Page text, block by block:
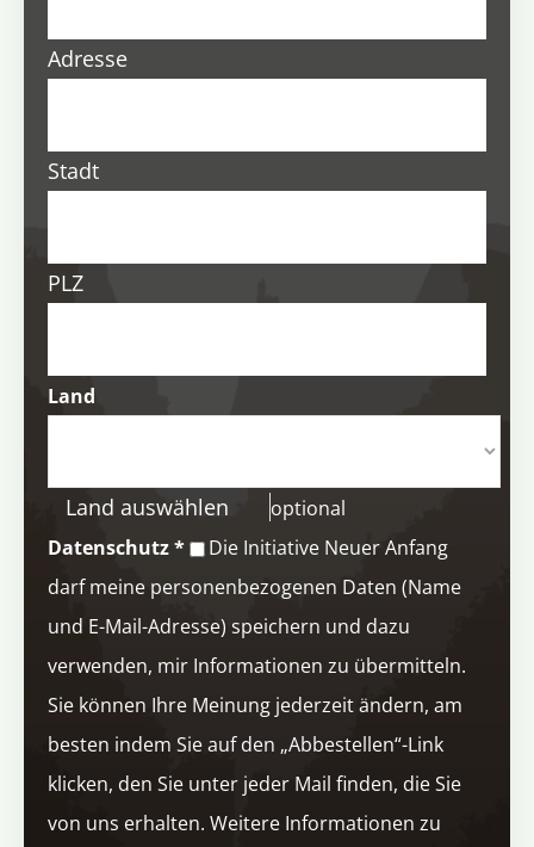
Adresse
Stadt
PLZ
Land
Land auswählen
optional
Datenschutz*
Die Initiative Neuer Anfang
darf meine personenbezogenen Daten (Name
und E-Mail-Adresse) speichern und dazu
verwenden, mir Informationen zu übermitteln.
Sie können Ihre Meinung jederzeit ändern, am
besten indem Sie auf den „Abbestellen“-Link
klicken, den Sie unter jeder Mail finden, die Sie
von uns erhalten. Weitere Informationen zu